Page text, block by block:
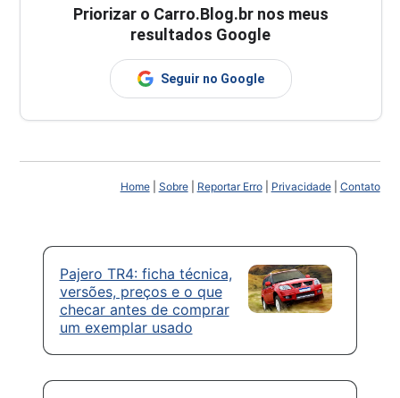
Priorizar o Carro.Blog.br nos meus
resultados Google
Seguir no Google
Home| Sobre| Reportar Erro| Privacidade| Contato
Pajero TR4: ficha técnica,
versões, preços e o que
checar antes de comprar
um exemplar usado